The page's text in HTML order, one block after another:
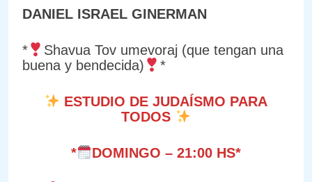
DANIEL ISRAEL GINERMAN
*
Shavua Tov umevoraj (que tengan una
buena y bendecida)
*
ESTUDIO DE JUDAÍSMO PARA
TODOS
* DOMINGO – 21:00 HS*